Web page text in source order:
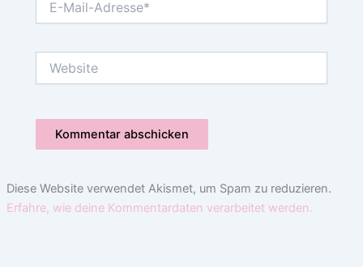
Mail-
Diese Website verwendet Akismet, um Spam zu reduzieren.
Erfahre, wie deine Kommentardaten verarbeitet werden.